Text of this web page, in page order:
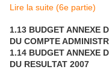
Lire la suite (6e partie)
1.13 BUDGET ANNEXE
DU COMPTE
1.14 BUDGET ANNEXE
DU RESULTAT 2007